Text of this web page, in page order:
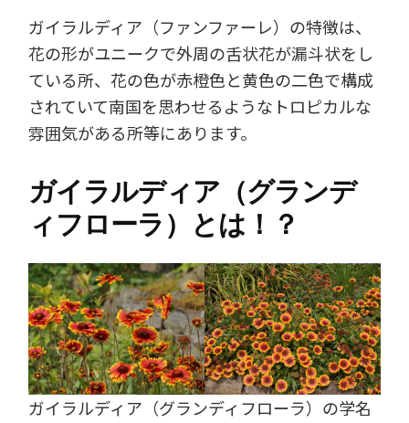
ガイラルディア（ファンファーレ）の特徴は、
花の形がユニークで外周の舌状花が漏斗状をし
ている所、花の色が赤橙色と黄色の二色で構成
されていて南国を思わせるようなトロピカルな
雰囲気がある所等にあります。
ガイラルディア（グランデ
ィフローラ）とは！？
ガイラルディア（グランディフローラ）の学名